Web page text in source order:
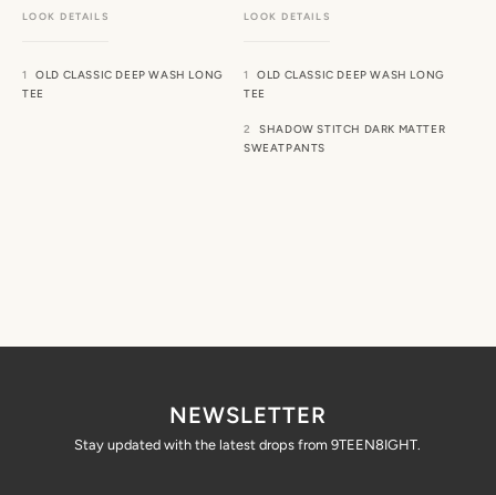
OLD CLASSIC DEEP WASH LONG
TEE
OLD CLASSIC DEEP WASH LONG
TEE
SHADOW STITCH DARK MATTER
SWEATPANTS
NEWSLETTER
Stay updated with the latest drops from 9TEEN8IGHT.